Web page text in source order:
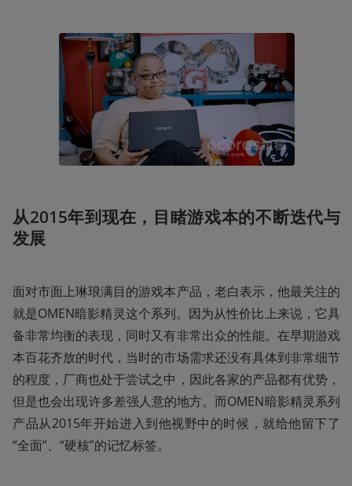
从2015年到现在，目睹游戏本的不断迭代与
发展
面对市面上琳琅满目的游戏本产品，老白表示，他最关注的
就是OMEN暗影精灵这个系列。因为从性价比上来说，它具
备非常均衡的表现，同时又有非常出众的性能。在早期游戏
本百花齐放的时代，当时的市场需求还没有具体到非常细节
的程度，厂商也处于尝试之中，因此各家的产品都有优势，
但是也会出现许多差强人意的地方。而OMEN暗影精灵系列
产品从2015年开始进入到他视野中的时候，就给他留下了
“全面”、“硬核”的记忆标签。